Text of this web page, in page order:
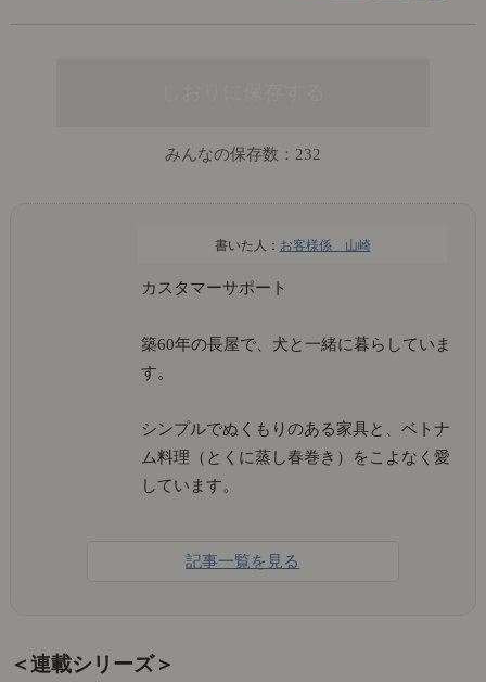
みんなの保存数： 232
お客様係 山崎
カスタマーサポート
築60年の長屋で、犬と一緒に暮らしていま
す。
シンプルでぬくもりのある家具と、ベトナ
ム料理（とくに蒸し春巻き）をこよなく愛
しています。
記事一覧を見る
＜連載シリーズ＞